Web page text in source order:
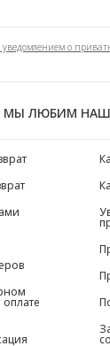
о
МЫ ЛЮБИМ